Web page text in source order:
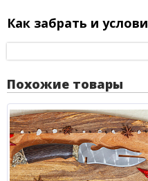
Как забрать и
Похожие товары